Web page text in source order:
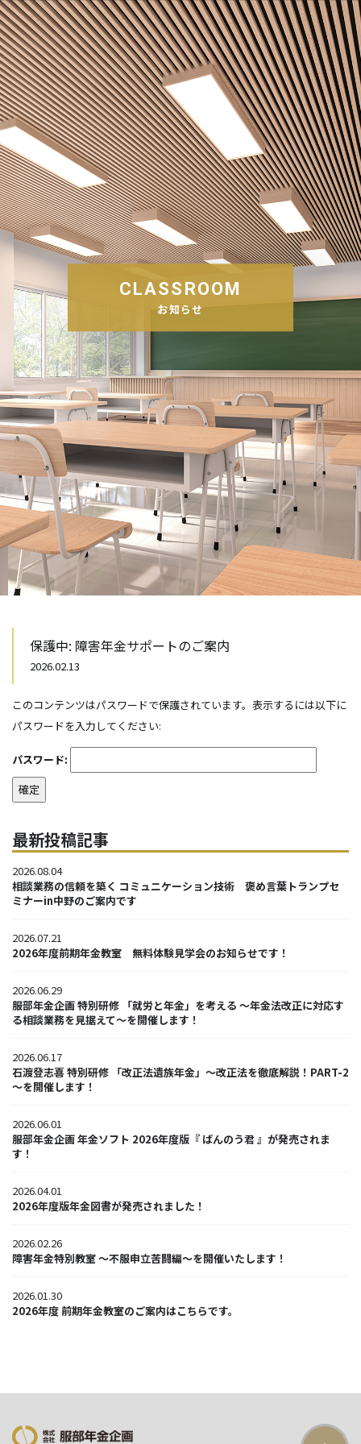
CLASSROOM
お知らせ
保護中: 障害年金サポートのご案内
2026.02.13
このコンテンツはパスワードで保護されています。表示するには以下に
パスワードを入力してください:
パスワード:
最新投稿記事
2026.08.04
相談業務の信頼を築く コミュニケーション技術 褒め言葉トランプセ
ミナーin中野のご案内です
2026.07.21
2026年度前期年金教室 無料体験見学会のお知らせです！
2026.06.29
服部年金企画 特別研修 「就労と年金」を考える ～年金法改正に対応す
る相談業務を見据えて～を開催します！
2026.06.17
石渡登志喜 特別研修 「改正法遺族年金」～改正法を徹底解説！PART-2
～を開催します！
2026.06.01
服部年金企画 年金ソフト 2026年度版『 ばんのう君 』が発売されま
す！
2026.04.01
2026年度版年金図書が発売されました！
2026.02.26
障害年金特別教室 ～不服申立苦闘編～を開催いたします！
2026.01.30
2026年度 前期年金教室のご案内はこちらです。